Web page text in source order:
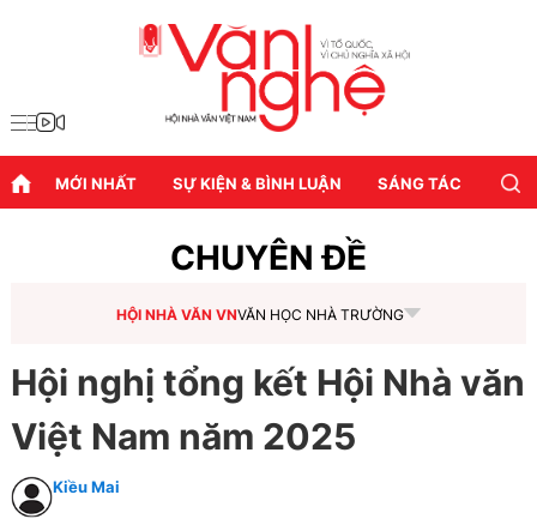
MỚI NHẤT SỰ KIỆN & BÌNH LUẬN SÁNG TÁC
CHUYÊN ĐỀ
HỘI NHÀ VĂN VNVĂN HỌC NHÀ TRƯỜNG
Hội nghị tổng kết Hội Nhà văn
Việt Nam năm 2025
Kiều Mai